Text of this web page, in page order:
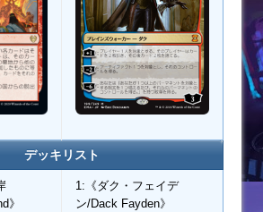
デッキリスト
》
1:《ダク・フェイデ
ン/Dack Fayden》